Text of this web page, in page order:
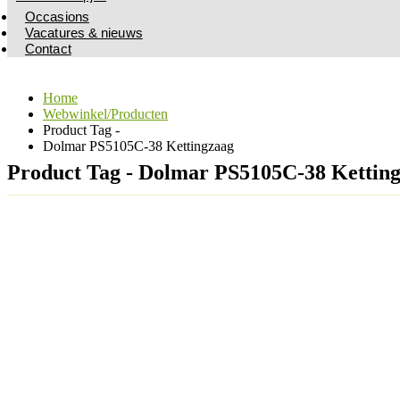
Occasions
Vacatures & nieuws
Contact
Home
Webwinkel/Producten
Product Tag -
Dolmar PS5105C-38 Kettingzaag
Product Tag - Dolmar PS5105C-38